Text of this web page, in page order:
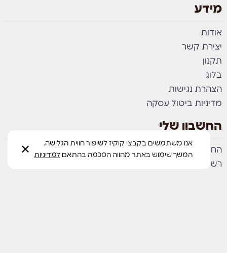
מידע
אודות
יצירת קשר
תקנון
בלוג
הצהרת נגישות
מדיניות ביטול עסקה
החשבון שלי
החשבון שלי
רשימת משאלות
אנו משתמשים בקבצי קוקיז לשיפור חווית הגלישה.
המשך שימוש באתר מהווה הסכמה בהתאם למדיניות ✕